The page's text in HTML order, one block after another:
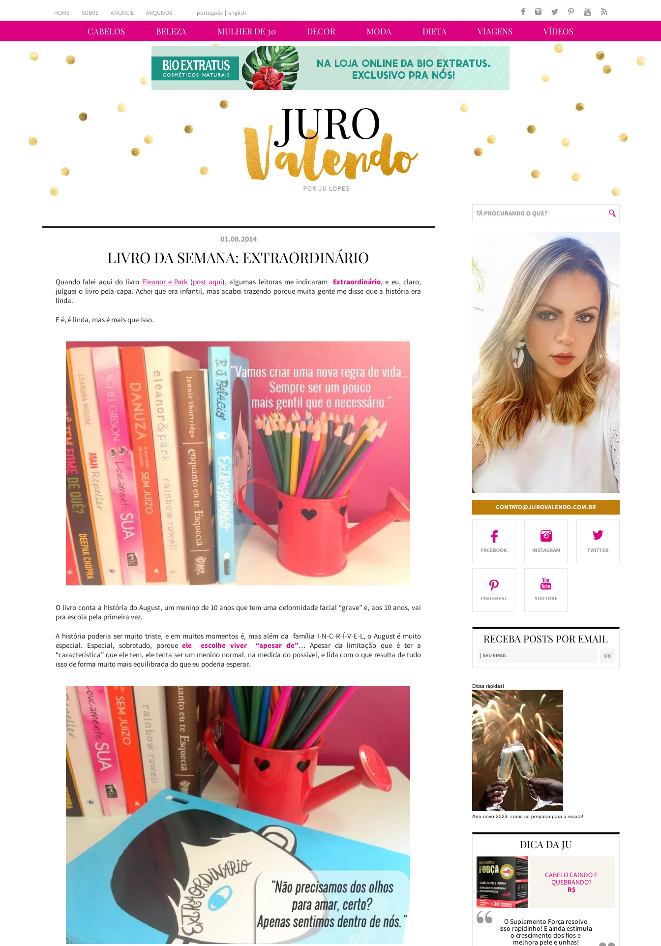
CABELOS BELEZA MULHER DE 30 DECOR MODA DIETA VIAGENS VÍDEOS
HOME SOBRE ANUNCIE ARQUIVOS português english
01.08.2014
LIVRO DA SEMANA: EXTRAORDINÁRIO
Quando falei aqui do livro Eleanor e Park (post aqui), algumas leitoras me indicaram Extraordinário, e eu, claro,
julguei o livro pela capa. Achei que era infantil, mas acabei trazendo porque muita gente me disse que a história era
linda.
E é, é linda, mas é mais que isso.
O livro conta a história do August, um menino de 10 anos que tem uma deformidade facial “grave” e, aos 10 anos, vai
pra escola pela primeira vez.
A história poderia ser muito triste, e em muitos momentos é, mas além da família I-N-C-R-Í-V-E-L, o August é muito
especial. Especial, sobretudo, porqueele escolhe viver “apesar de”… Apesar da limitação que é ter a
“característica” que ele tem, ele tenta ser um menino normal, na medida do possível, e lida com o que resulta de tudo
isso de forma muito mais equilibrada do que eu poderia esperar.
CONTATO@JUROVALENDO.COM.BR
RECEBA POSTS POR EMAIL
Dicas rápidas!
Ano novo 2023: como se preparar para a virada!
DICA DA JU
CABELO CAINDO E
QUEBRANDO?
R$
O Suplemento Força resolve
isso rapidinho! E ainda estimula
o crescimento dos fios e
melhora pele e unhas!